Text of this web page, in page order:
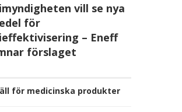
vill se nya
för
– Eneff
förslaget
för medicinska produkter